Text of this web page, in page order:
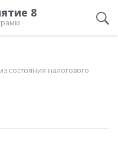
8
состояния налогового